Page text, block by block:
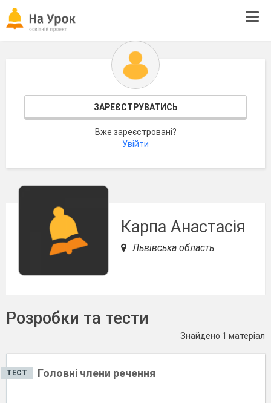
ЗАРЕЄСТРУВАТИСЬ
Вже зареєстровані?
Увійти
Карпа Анастасія
Львівська область
Розробки та тести
Знайдено 1 матеріал
ТЕСТ Головні члени речення